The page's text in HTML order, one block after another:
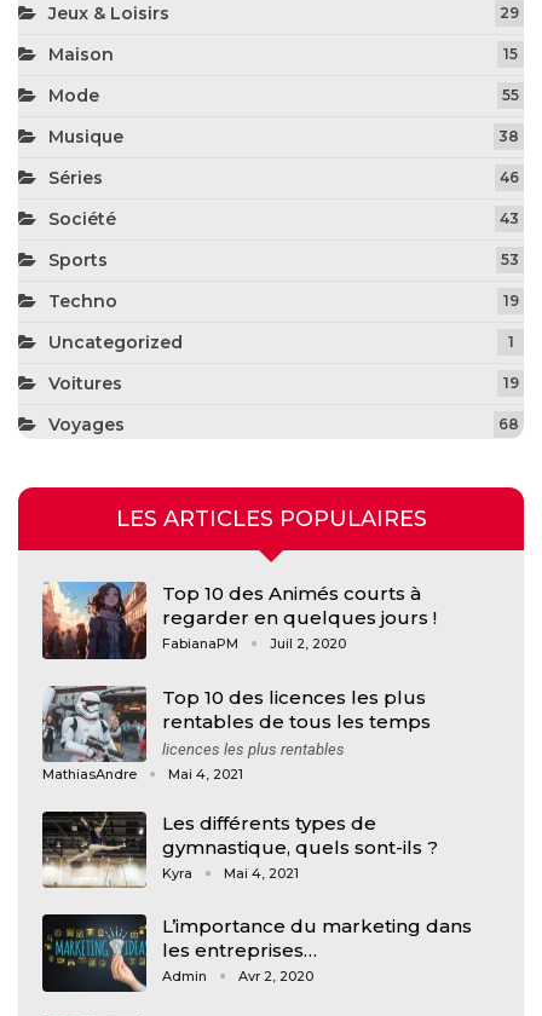
Jeux & Loisirs 29
Maison 15
Mode 55
Musique 38
Séries 46
Société 43
Sports 53
Techno 19
Uncategorized 1
Voitures 19
Voyages 68
LES ARTICLES POPULAIRES
Top 10 des Animés courts à
regarder en quelques jours !
FabianaPM Juil 2, 2020
Top 10 des licences les plus
rentables de tous les temps
licences les plus rentables
MathiasAndre Mai 4, 2021
Les différents types de
gymnastique, quels sont-ils ?
Kyra Mai 4, 2021
L’importance du marketing dans
les entreprises…
Admin Avr 2, 2020